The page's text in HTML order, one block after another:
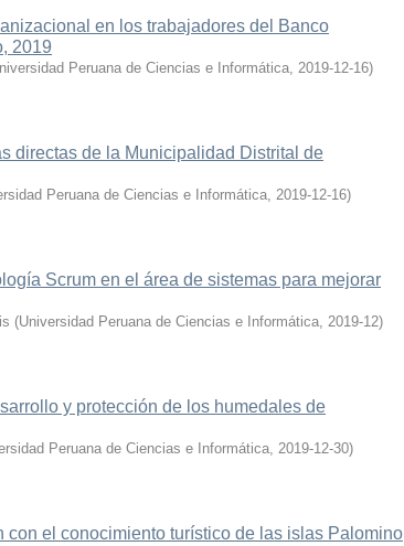
en los trabajadores del Banco
2019
Peruana de Ciencias e Informática, 2019-12-16)
directas de la Municipalidad Distrital de
Peruana de Ciencias e Informática, 2019-12-16)
Scrum en el área de sistemas para mejorar
(Universidad Peruana de Ciencias e Informática, 2019-12)
y protección de los humedales de
Peruana de Ciencias e Informática, 2019-12-30)
con el conocimiento turístico de las islas Palomino